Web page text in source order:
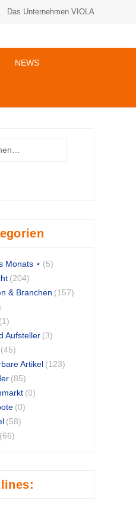
Das Unternehmen VIOLA
NEWS
Monats ⋆ (5)
(204)
& Branchen (157)
(1)
Aufsteller (3)
(45)
Artikel (123)
(85)
(0)
(0)
(58)
(66)